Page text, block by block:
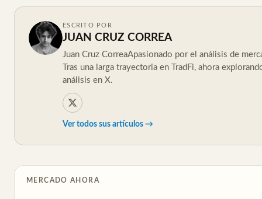
ESCRITO POR
JUAN CRUZ CORREA
Juan Cruz CorreaApasionado por el análisis de
Tras una larga trayectoria en TradFi, ahora
análisis en X.
Ver todos sus artículos →
MERCADO AHORA